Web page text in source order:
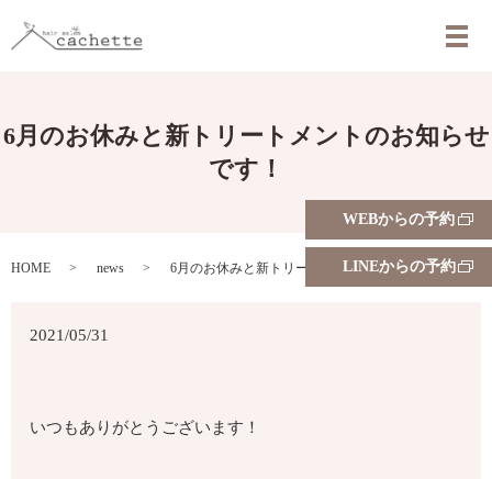
メ
WEBからの予約
LINEからの予約
6月のお休みと新トリートメントのお知らせ
です！
HOME news 6月のお休みと新トリートメントのお知らせです！
2021/05/31
いつもありがとうございます！